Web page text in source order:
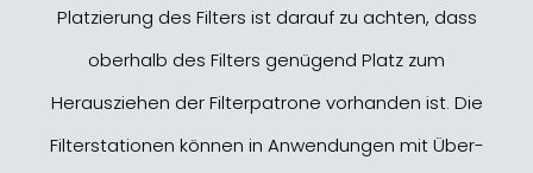
Platzierung des Filters ist darauf zu achten, dass
oberhalb des Filters genügend Platz zum
Herausziehen der Filterpatrone vorhanden ist. Die
Filterstationen können in Anwendungen mit Über-